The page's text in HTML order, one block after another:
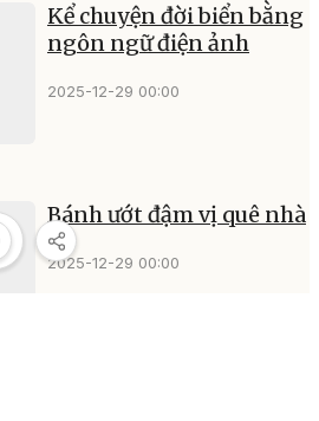
Kể chuyện đời biển bằng
ngôn ngữ điện ảnh
2025-12-29 00:00
Bánh ướt đậm vị quê nhà
2025-12-29 00:00